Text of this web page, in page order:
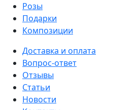
Розы
Подарки
Композиции
Доставка и оплата
Вопрос-ответ
Отзывы
Статьи
Новости